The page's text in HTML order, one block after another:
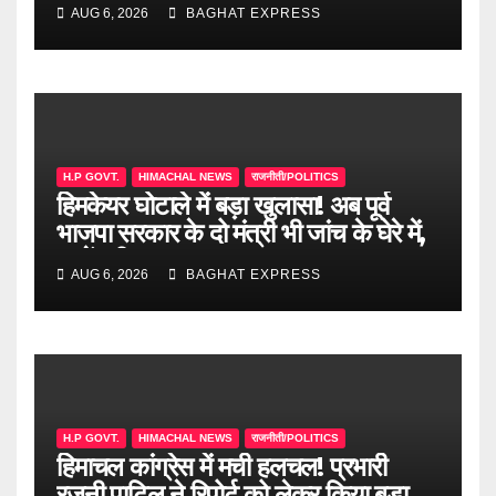
AUG 6, 2026 BAGHAT EXPRESS
H.P GOVT. HIMACHAL NEWS राजनीती/POLITICS
हिमकेयर घोटाले में बड़ा खुलासा! अब पूर्व
भाजपा सरकार के दो मंत्री भी जांच के घेरे में,
जानें पूरी खबर
AUG 6, 2026 BAGHAT EXPRESS
H.P GOVT. HIMACHAL NEWS राजनीती/POLITICS
हिमाचल कांग्रेस में मची हलचल! प्रभारी